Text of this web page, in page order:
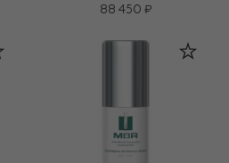
88 450 ₽